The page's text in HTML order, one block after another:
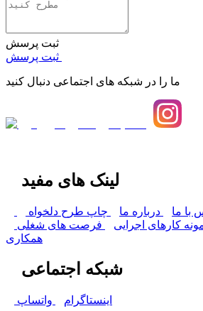
ثبت پرسش
ما را در شبکه های اجتماعی دنبال کنید
لینک های مفید
با ما درباره ما
چاپ طرح دلخواه
کارهای اجرایی
فرصت های شغلی
همکاری
شبکه اجتماعی
اینستاگرام واتساپ